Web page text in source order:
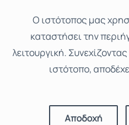
Ο ιστότοπoς μας
καταστήσει την
λειτουργική.
ιστότοπο,
Αποδοχή